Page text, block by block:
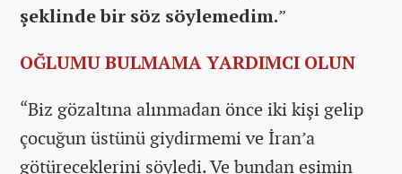
şeklinde bir söz söylemedim.”
OĞLUMU BULMAMA YARDIMCI OLUN
“Biz gözaltına alınmadan önce iki kişi gelip
çocuğun üstünü giydirmemi ve İran’a
götüreceklerini söyledi. Ve bundan eşimin